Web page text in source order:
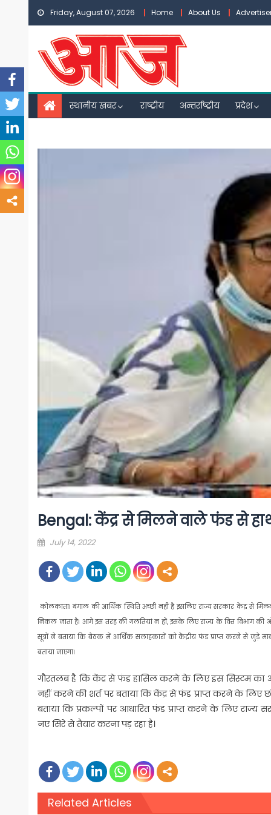
Skip
content
Friday, August 07, 2026 Home About Us
स्थानीय खबर राष्ट्रीय अन्तर्राष्ट्रीय प्रदेश
Bengal: केंद्र से मिलने वाले फंड से
Posted
July 14, 2022
कोलकाता। बंगाल की आर्थिक स्थिति अच्छी नहीं है इसलिए राज्य सरकार केंद्र से
निकल जाता है। आगे इस तरह की गलतियां न हों, इसके लिए राज्य के वित्त विभाग
सूत्रों ने बताया कि बैठक में आर्थिक सलाहकारों को केंद्रीय फंड प्राप्त करने से जुड़े
बताया जाएगा।
गौरतलब है कि केंद्र से फंड हासिल करने के लिए इस सिस्टम का
नहीं करने की शर्त पर बताया कि केंद्र से फंड प्राप्त करने के लिए
बताया कि प्रकल्पों पर आधारित फंड प्राप्त करने के लिए
नए सिरे से तैयार करना पड़ रहा है।
Related Articles